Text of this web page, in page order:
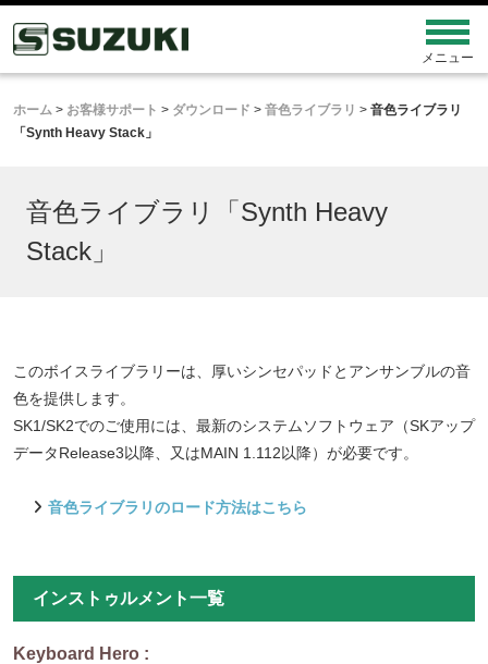
ホーム > お客様サポート > ダウンロード > 音色ライブラリ > 音色ライブラリ
「Synth Heavy Stack」
音色ライブラリ「Synth Heavy
Stack」
このボイスライブラリーは、厚いシンセパッドとアンサンブルの音
色を提供します。
SK1/SK2でのご使用には、最新のシステムソフトウェア（SKアップ
データRelease3以降、又はMAIN 1.112以降）が必要です。
音色ライブラリのロード方法はこちら
インストゥルメント一覧
Keyboard Hero :